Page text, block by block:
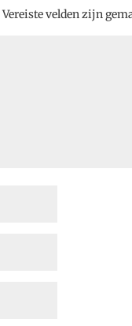
Vereiste velden zijn